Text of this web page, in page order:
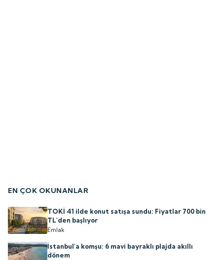
EN ÇOK OKUNANLAR
TOKİ 41 ilde konut satışa sundu: Fiyatlar 700 bin
TL'den başlıyor
Emlak
İstanbul'a komşu: 6 mavi bayraklı plajda akıllı
dönem